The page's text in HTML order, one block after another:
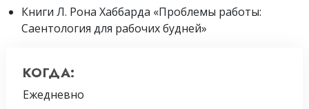
Книги Л. Рона Хаббарда «Проблемы работы:
Саентология для рабочих будней»
КОГДА:
Ежедневно